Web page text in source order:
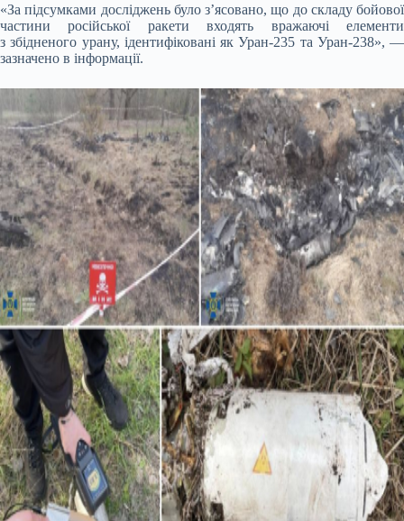
«За підсумками досліджень було з’ясовано, що до складу бойової
частини російської ракети входять вражаючі елементи
з збідненого урану, ідентифіковані як Уран-235 та Уран-238», —
зазначено в інформації.